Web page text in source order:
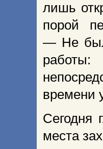
лишь
порой
— Не
работы:
времени
Сегодня
места